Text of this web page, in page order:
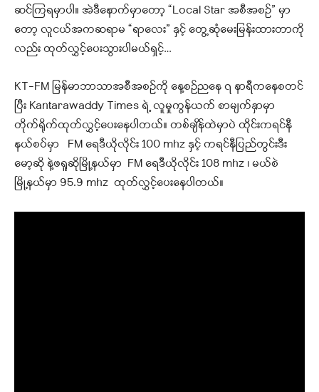
ဆင်ကြရမှာပါ။ အဲဒီနောက်မှာတော့ “Local Star အစီအစဉ်” မှာ
တော့ လူငယ်အကဆရာမ “ရာလေး” နှင့် တွေ့ဆုံမေးမြန်းထားတာကို
လည်း ထုတ်လွှင့်ပေးသွားပါမယ်ရှင့်…
KT-FM မြန်မာဘာသာအစီအစဉ်ကို နေ့စဉ်ညနေ ၇ နာရီကနေစတင်
ပြီး Kantarawaddy Times ရဲ့ လူမှုကွန်ယက် စာမျက်နှာမှာ
တိုက်ရိုက်ထုတ်လွှင့်ပေးနေပါတယ်။ တစ်ချိန်ထဲမှာပဲ ထိုင်းကရင်နီ
နယ်စပ်မှာ FM ရေဒီယိုလိုင်း 100 mhz နှင့် ကရင်နီပြည်တွင်းဒီး
မော့ဆို နဲ့ဖရူဆိုမြို့နယ်မှာ FM ရေဒီယိုလိုင်း 108 mhz ၊ မယ်စဲ
မြို့နယ်မှာ 95.9 mhz ထုတ်လွှင့်ပေးနေပါတယ်။